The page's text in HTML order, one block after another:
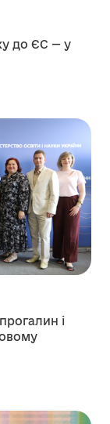
до ЄС — у
і